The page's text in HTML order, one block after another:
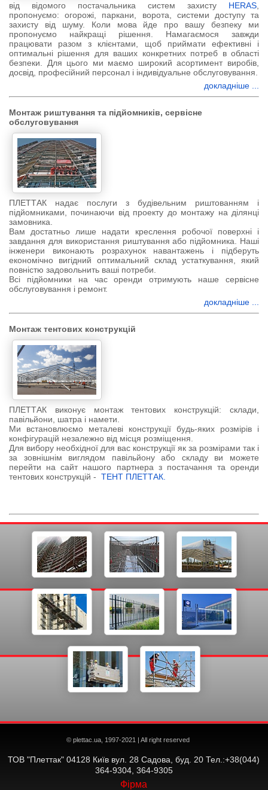
від відомого постачальника систем захисту HERAS
пропонуємо: огорожі, паркани, ворота, системи доступу та
захисту від шуму. Коли мова йде про вашу безпеку ми
пропонуємо найкращі рішення. Намагаємося завжди
працювати разом з клієнтами, щоб приймати ефективні і
оптимальні рішення для ваших конкретних потреб в області
безпеки. Для цього ми маємо широкий асортимент виробів,
досвід, професійний персонал і індивідуальне обслуговування.
докладніше ...
Монтаж риштування та підйомників, сервісне
обслуговування
ПЛЕТТАК надає послуги з будівельним риштованням і
підйомниками, починаючи від проекту до монтажу на ділянці
замовника.
Вам достатньо лише надати креслення робочої поверхні і
завдання для використання риштування або підйомника. Наші
інженери виконають розрахунок навантажень і підберуть
економічно вигідний оптимальний склад устаткування, який
повністю задовольнить ваші потреби.
Всі підйомники на час оренди отримують наше сервісне
обслуговування і ремонт.
докладніше ...
Монтаж тентових конструкцій
ПЛЕТТАК виконує монтаж тентових конструкцій: склади,
павільйони, шатра і намети.
Ми встановлюємо металеві конструкції будь-яких розмірів і
конфігурацій незалежно від місця розміщення.
Для вибору необхідної для вас конструкції як за розмірами так і
за зовнішнім виглядом павільйону або складу ви можете
перейти на сайт нашого партнера з постачання та оренди
тентових конструкцій - ТЕНТ ПЛЕТТАК.
© plettac.ua, 1997-2021 | All right reserved
ТОВ "Плеттак" 04128 Київ вул. 28 Садова, буд. 20 Тел.:+38(044)
364-9304, 364-9305
Фірма